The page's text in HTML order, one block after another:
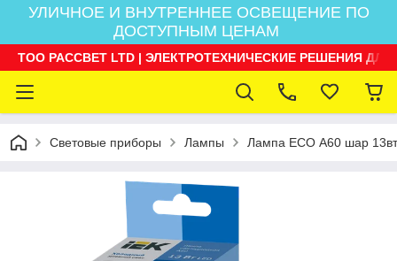
УЛИЧНОЕ И ВНУТРЕННЕЕ ОСВЕЩЕНИЕ ПО
ДОСТУПНЫМ ЦЕНАМ
ТОО РАССВЕТ LTD | ЭЛЕКТРОТЕХНИЧЕСКИЕ РЕШЕНИЯ
Световые приборы Лампы Лампа ECO А60 шар